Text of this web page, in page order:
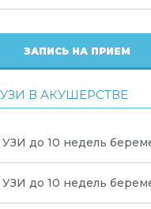
ЗАПИСЬ НА ПРИЕМ
УЗИ В АКУШЕРСТВЕ
УЗИ до 10 недель
УЗИ до 10 недель